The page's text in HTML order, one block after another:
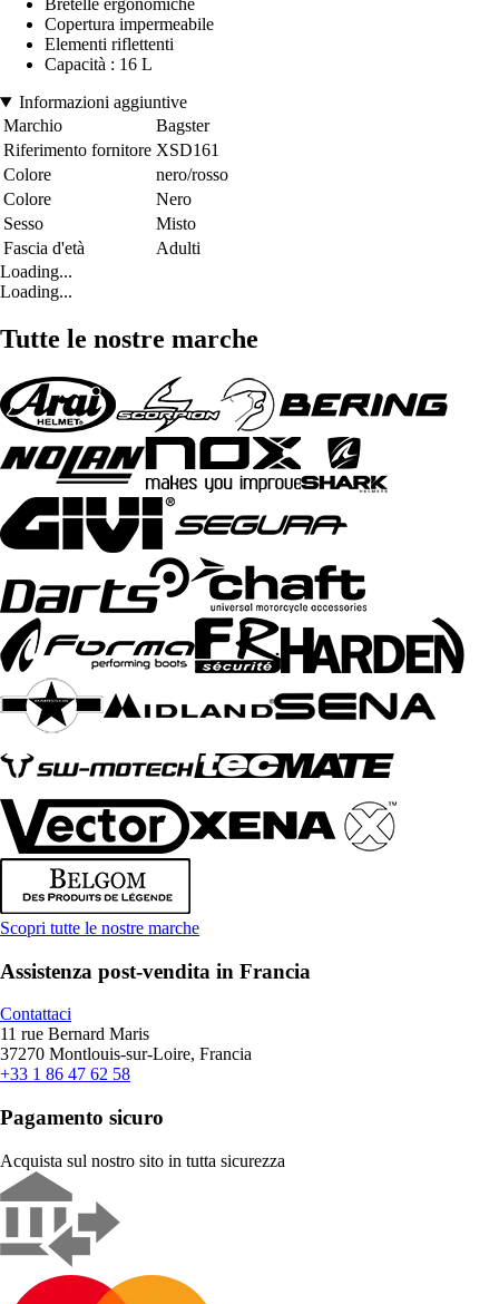
Bretelle ergonomiche
Copertura impermeabile
Elementi riflettenti
Capacità : 16 L
Informazioni aggiuntive
Marchio
Bagster
Riferimento fornitore XSD161
Colore
nero/rosso
Colore
Nero
Sesso
Misto
Fascia d'età
Adulti
Loading...
Loading...
Tutte le nostre marche
Scopri tutte le nostre marche
Assistenza post-vendita in Francia
Contattaci
11 rue Bernard Maris
37270 Montlouis-sur-Loire, Francia
+33 1 86 47 62 58
Pagamento sicuro
Acquista sul nostro sito in tutta sicurezza